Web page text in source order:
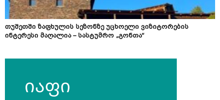
თუშეთში ზაფხულის სეზონზე უცხოელი ვიზიტორების
ინტერესი მაღალია – სასტუმრო „გონთა“